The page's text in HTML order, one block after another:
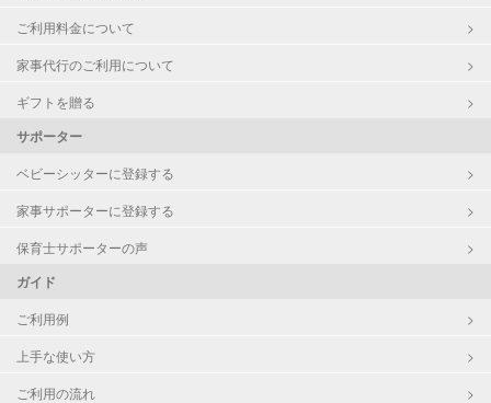
ご利用料金について
家事代行のご利用について
ギフトを贈る
サポーター
ベビーシッターに登録する
家事サポーターに登録する
保育士サポーターの声
ガイド
ご利用例
上手な使い方
ご利用の流れ